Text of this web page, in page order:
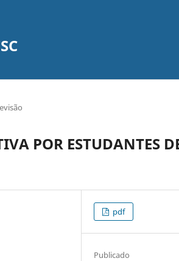
POR ESTUDANTES
pdf
Publicado